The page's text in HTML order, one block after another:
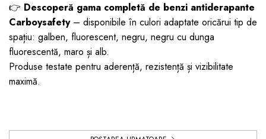
👉 Descoperă gama completă de benzi antiderapante
Carboysafety– disponibile în culori adaptate oricărui tip de
spațiu: galben, fluorescent, negru, negru cu dunga
fluorescentă, maro și alb.
Produse testate pentru aderență, rezistență și vizibilitate
maximă.